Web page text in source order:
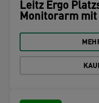
Leitz Ergo
Monitorarm